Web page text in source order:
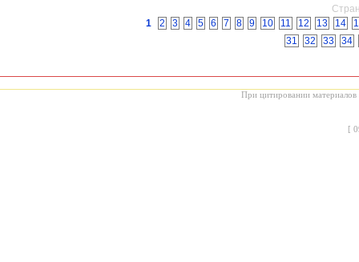
1
2 3 4 5 6 7 8 9 10 11 12 13 14
31
32 33 34
При цитировании материалов
[